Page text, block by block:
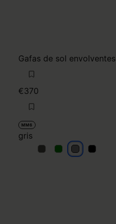
Gafas de sol envolventes
€370
MM6
gris
gris
gris gris gris